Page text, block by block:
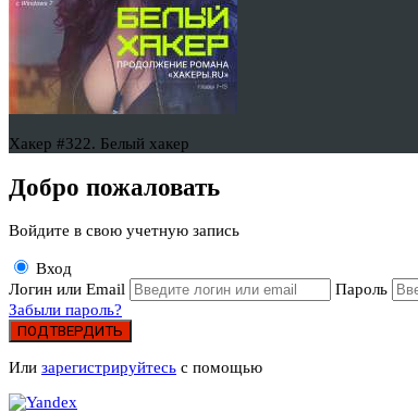
Хакер #322. Белый хакер
Добро пожаловать
Войдите в свою учетную запись
Вход
Логин или Email
Пароль
Забыли пароль?
ПОДТВЕРДИТЬ
Или зарегистрируйтесь с помощью